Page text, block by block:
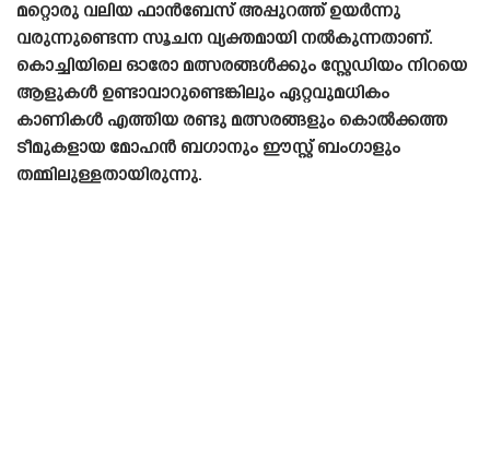
മറ്റൊരു വലിയ ഫാൻബേസ് അപ്പുറത്ത് ഉയർന്നു
വരുന്നുണ്ടെന്ന സൂചന വ്യക്തമായി നൽകുന്നതാണ്.
കൊച്ചിയിലെ ഓരോ മത്സരങ്ങൾക്കും സ്റ്റേഡിയം നിറയെ
ആളുകൾ ഉണ്ടാവാറുണ്ടെങ്കിലും ഏറ്റവുമധികം
കാണികൾ എത്തിയ രണ്ടു മത്സരങ്ങളും കൊൽക്കത്ത
ടീമുകളായ മോഹൻ ബഗാനും ഈസ്റ്റ് ബംഗാളും
തമ്മിലുള്ളതായിരുന്നു.